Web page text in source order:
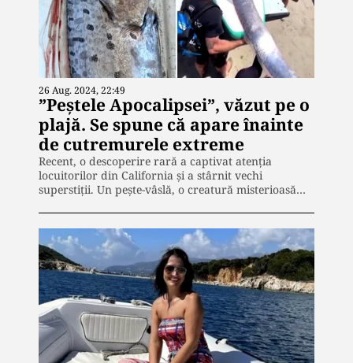
26 Aug. 2024, 22:49
”Peștele Apocalipsei”, văzut pe o
plajă. Se spune că apare înainte
de cutremurele extreme
Recent, o descoperire rară a captivat atenția
locuitorilor din California și a stârnit vechi
superstiții. Un pește-vâslă, o creatură misterioasă…